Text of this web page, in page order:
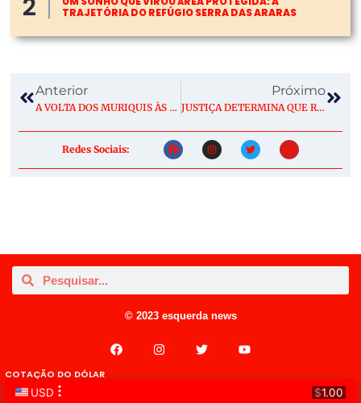
2
TRAJETÓRIA DO REFÚGIO SERRA DAS ARARAS
Anterior
A VOLTA DOS MURIQUIS ÀS MATAS DE IBITIPOCA, EM MINAS GERAIS
Próximo
JUSTIÇA DETERMINA QUE RIO INCORPORE CLIMA NO PROCESSO DE LICENCIAMENTO AMBIENTAL
Redes Sociais:
© 2023 esquerda news
COTAÇÃO DO DÓLAR